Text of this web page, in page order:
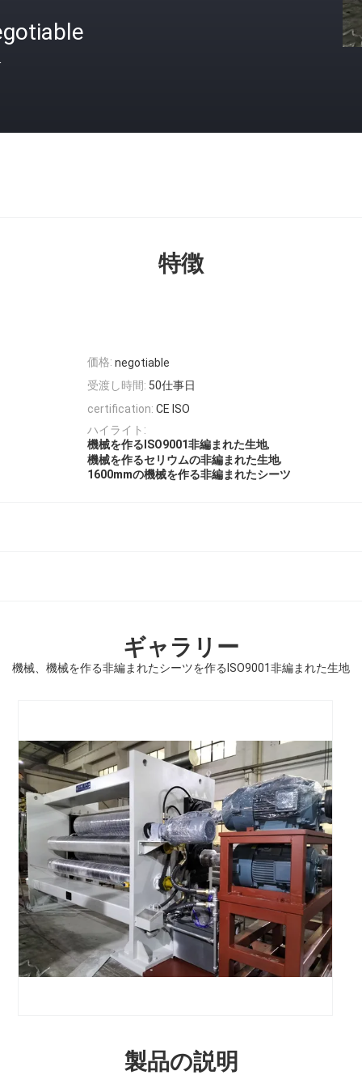
特徴
価格: negotiable
受渡し時間: 50仕事日
certification: CE ISO
ハイライト:
機械を作るISO9001非編まれた生地,
機械を作るセリウムの非編まれた生地,
1600mmの機械を作る非編まれたシーツ
ギャラリー
機械、機械を作る非編まれたシーツを作るISO9001非編まれた生地
製品の説明